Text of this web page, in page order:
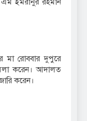
এম ইমরানুর রহমান
রোববার দুপুরে
করেন। আদালত
করেন।